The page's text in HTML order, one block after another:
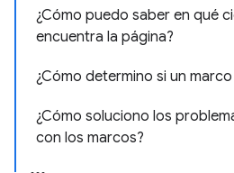
¿Cómo puedo saber en qué
encuentra la página?
¿Cómo determino si un
¿Cómo soluciono los
con los marcos?